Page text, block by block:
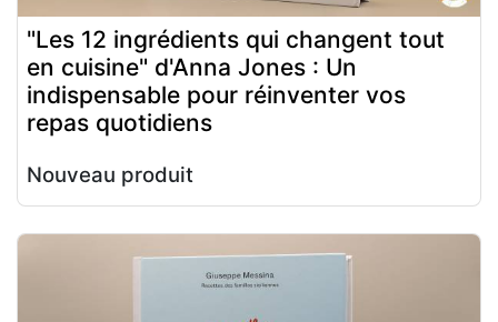
"Les 12 ingrédients qui changent tout
en cuisine" d'Anna Jones : Un
indispensable pour réinventer vos
repas quotidiens
Nouveau produit